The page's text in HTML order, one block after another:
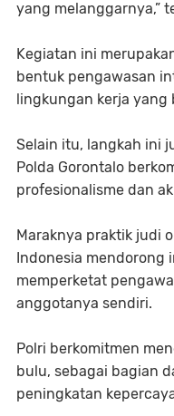
yang melanggarnya,”
Kegiatan ini
bentuk pengawasan
lingkungan kerja
Selain itu, langkah ini
Polda Gorontalo
profesionalisme dan
Maraknya praktik judi
Indonesia
memperketat
anggotanya sendiri.
Polri berkomitmen
bulu, sebagai bagian
peningkatan